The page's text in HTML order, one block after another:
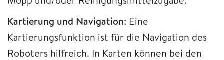
Kartierung und Navigation: Eine
Kartierungsfunktion ist für die Navigation des
Roboters hilfreich. In Karten können bei den